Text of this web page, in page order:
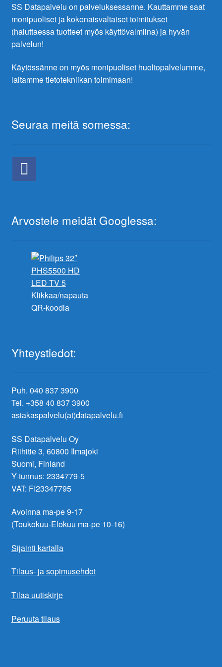
SS Datapalvelu on palveluksessanne. Kauttamme saat
monipuoliset ja kokonaisvaltaiset toimitukset
(haluttaessa tuotteet myös käyttövalmiina) ja hyvän
palvelun!
Käytössänne on myös monipuoliset huoltopalvelumme,
laitamme tietotekniikan toimimaan!
Seuraa meitä somessa:
Arvostele meidät Googlessa:
Klikkaa/napauta
QR-koodia
Yhteystiedot:
Puh. 040 837 3900
Tel. +358 40 837 3900
asiakaspalvelu(at)datapalvelu.fi
SS Datapalvelu Oy
Riihitie 3, 60800 Ilmajoki
Suomi, Finland
Y-tunnus: 2334779-5
VAT: FI23347795
Avoinna ma-pe 9-17
(Toukokuu-Elokuu ma-pe 10-16)
Sijainti kartalla
Tilaus- ja sopimusehdot
Tilaa uutiskirje
Peruuta tilaus